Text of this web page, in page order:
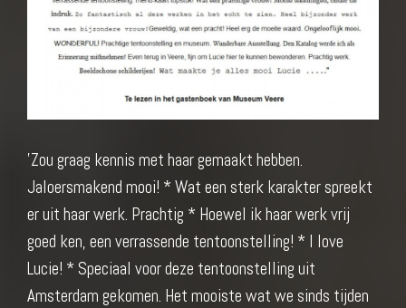
'Zou graag kennis met haar gemaakt hebben.
Jaloersmakend mooi! * Wat een sterk karakter spreekt
er uit haar werk. Prachtig * Hoewel ik haar werk vrij
goed ken, een verrassende tentoonstelling! * I love
Lucie! * Speciaal voor deze tentoonstelling uit
Amsterdam gekomen. Het mooiste wat we sinds tijden